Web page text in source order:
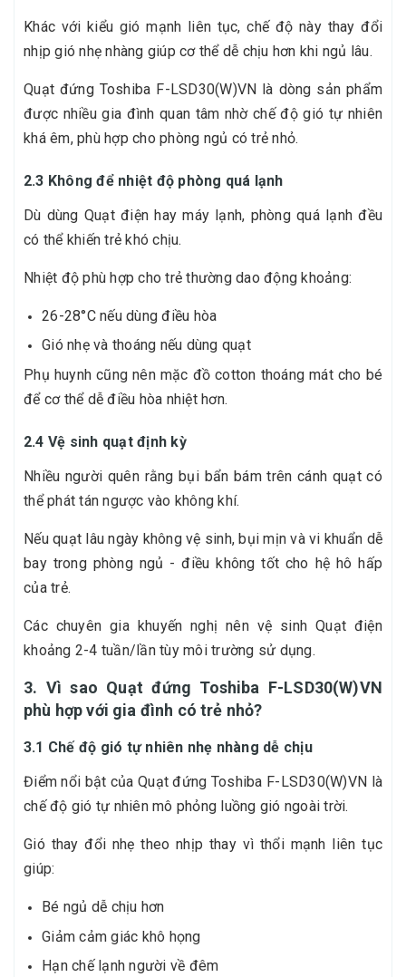
Khác với kiểu gió mạnh liên tục, chế độ này thay đổi
nhịp gió nhẹ nhàng giúp cơ thể dễ chịu hơn khi ngủ lâu.
Quạt đứng Toshiba F-LSD30(W)VN là dòng sản phẩm
được nhiều gia đình quan tâm nhờ chế độ gió tự nhiên
khá êm, phù hợp cho phòng ngủ có trẻ nhỏ.
2.3 Không để nhiệt độ phòng quá lạnh
Dù dùng Quạt điện hay máy lạnh, phòng quá lạnh đều
có thể khiến trẻ khó chịu.
Nhiệt độ phù hợp cho trẻ thường dao động khoảng:
26-28°C nếu dùng điều hòa
Gió nhẹ và thoáng nếu dùng quạt
Phụ huynh cũng nên mặc đồ cotton thoáng mát cho bé
để cơ thể dễ điều hòa nhiệt hơn.
2.4 Vệ sinh quạt định kỳ
Nhiều người quên rằng bụi bẩn bám trên cánh quạt có
thể phát tán ngược vào không khí.
Nếu quạt lâu ngày không vệ sinh, bụi mịn và vi khuẩn dễ
bay trong phòng ngủ - điều không tốt cho hệ hô hấp
của trẻ.
Các chuyên gia khuyến nghị nên vệ sinh Quạt điện
khoảng 2-4 tuần/lần tùy môi trường sử dụng.
3. Vì sao Quạt đứng Toshiba F-LSD30(W)VN
phù hợp với gia đình có trẻ nhỏ?
3.1 Chế độ gió tự nhiên nhẹ nhàng dễ chịu
Điểm nổi bật của Quạt đứng Toshiba F-LSD30(W)VN là
chế độ gió tự nhiên mô phỏng luồng gió ngoài trời.
Gió thay đổi nhẹ theo nhịp thay vì thổi mạnh liên tục
giúp:
Bé ngủ dễ chịu hơn
Giảm cảm giác khô họng
Hạn chế lạnh người về đêm